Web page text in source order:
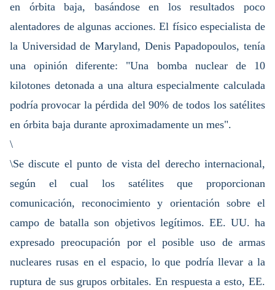
en órbita baja, basándose en los resultados poco
alentadores de algunas acciones. El físico especialista de
la Universidad de Maryland, Denis Papadopoulos, tenía
una opinión diferente: "Una bomba nuclear de 10
kilotones detonada a una altura especialmente calculada
podría provocar la pérdida del 90% de todos los satélites
en órbita baja durante aproximadamente un mes".
\
\Se discute el punto de vista del derecho internacional,
según el cual los satélites que proporcionan
comunicación, reconocimiento y orientación sobre el
campo de batalla son objetivos legítimos. EE. UU. ha
expresado preocupación por el posible uso de armas
nucleares rusas en el espacio, lo que podría llevar a la
ruptura de sus grupos orbitales. En respuesta a esto, EE.